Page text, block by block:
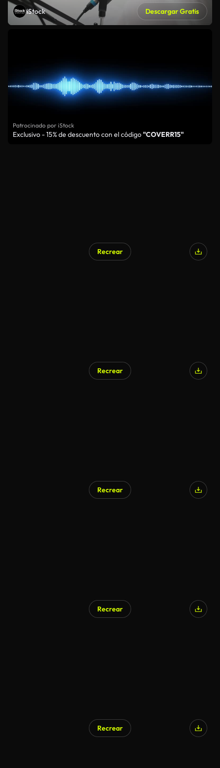
iStock Descargar Gratis
Patrocinado por iStock
Exclusivo - 15% de descuento con el código"COVERR15"
Recrear
Recrear
Recrear
Recrear
Recrear